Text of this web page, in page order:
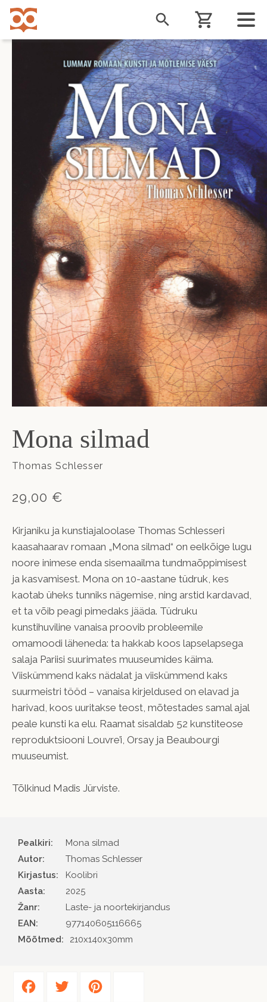
Liigu
edasi
põhisisu
juurde
Mona silmad
Thomas Schlesser
29,00 €
Kirjaniku ja kunstiajaloolase Thomas Schlesseri
kaasahaarav romaan „Mona silmad“ on eelkõige lugu
noore inimese enda sisemaailma tundmaõppimisest
ja kasvamisest. Mona on 10-aastane tüdruk, kes
kaotab üheks tunniks nägemise, ning arstid kardavad,
et ta võib peagi pimedaks jääda. Tüdruku
kunstihuviline vanaisa proovib probleemile
omamoodi läheneda: ta hakkab koos lapselapsega
salaja Pariisi suurimates muuseumides käima.
Viiskümmend kaks nädalat ja viiskümmend kaks
suurmeistri tööd – vanaisa kirjeldused on elavad ja
harivad, koos uuritakse teost, mõtestades samal ajal
peale kunsti ka elu. Raamat sisaldab 52 kunstiteose
reproduktsiooni Louvre’i, Orsay ja Beaubourgi
muuseumist.
Tõlkinud Madis Jürviste.
Pealkiri:
Mona silmad
Autor
Thomas Schlesser
Kirjastus
Koolibri
Aasta
2025
Žanr
Laste- ja noortekirjandus
EAN
977140605116665
Mõõtmed:
210x140x30mm